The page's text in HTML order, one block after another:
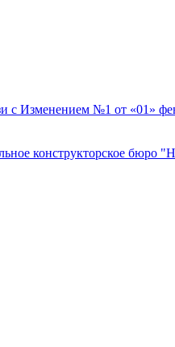
Изменением №1 от «01»
конструкторское бюро